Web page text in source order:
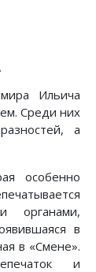
Ильича
Среди них
а
особенно
органами,
в
в «Смене».
и